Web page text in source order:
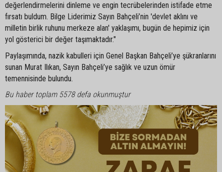
değerlendirmelerini dinleme ve engin tecrübelerinden istifade etme
fırsatı buldum. Bilge Liderimiz Sayın Bahçeli’nin 'devlet aklını ve
milletin birlik ruhunu merkeze alan' yaklaşımı, bugün de hepimiz için
yol gösterici bir değer taşımaktadır."
Paylaşımında, nazik kabulleri için Genel Başkan Bahçeli’ye şükranlarını
sunan Murat Ilıkan, Sayın Bahçeli’ye sağlık ve uzun ömür
temennisinde bulundu.
Bu haber toplam 5578 defa okunmuştur